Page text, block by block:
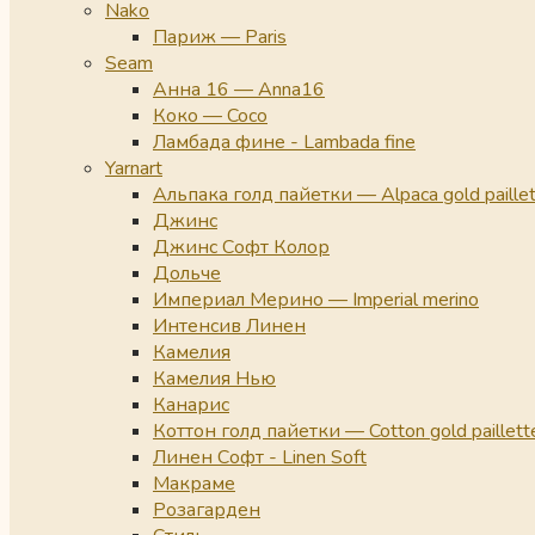
Nako
Париж — Paris
Seam
Анна 16 — Anna16
Коко — Coco
Ламбада фине - Lambada fine
Yarnart
Альпака голд пайетки — Alpaca gold
Джинс
Джинс Софт Колор
Дольче
Империал Мерино — Imperial merino
Интенсив Линен
Камелия
Камелия Нью
Канарис
Коттон голд пайетки — Cotton gold
Линен Софт - Linen Soft
Макраме
Розагарден